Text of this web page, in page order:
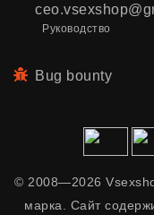
Руководство
Bug bounty
© 2008—2026
марка. Сайт